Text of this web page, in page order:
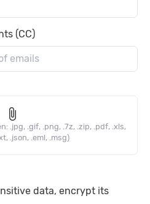
(CC)
attach_file
.jpg, .gif, .png, .7z, .zip, .pdf, .xls,
.json, .eml, .msg)
data, encrypt its